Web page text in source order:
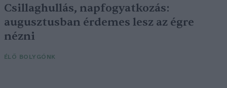
Csillaghullás, napfogyatkozás:
augusztusban érdemes lesz az égre
nézni
ÉLŐ BOLYGÓNK